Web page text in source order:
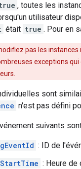
, toutes les
utilisateur
était true . Pour en
pas les
exceptions
sont
n'est pas défini
suivants
: ID de
: Heure